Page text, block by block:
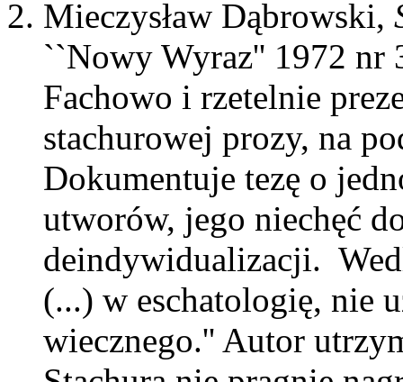
Mieczysław Dąbrowski,
``Nowy Wyraz'' 1972 nr
Fachowo i rzetelnie
stachurowej prozy, na
Dokumentuje tezę o
utworów, jego niechęć
deindywidualizacji.
(...) w eschatologię, nie
wiecznego.'' Autor